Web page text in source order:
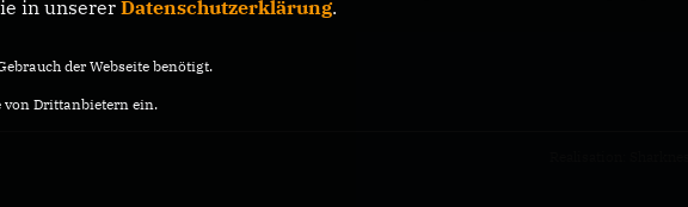
in unserer Datenschutzerklärung.
der Webseite benötigt.
von Drittanbietern ein.